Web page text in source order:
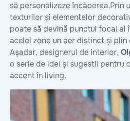
să personalizeze încăperea.Prin
texturilor și elementelor
poate să devină punctul focal al
acelei zone un aer distinct și plin
Așadar, designerul de interior,
o serie de idei și sugestii pentru
accent în living.